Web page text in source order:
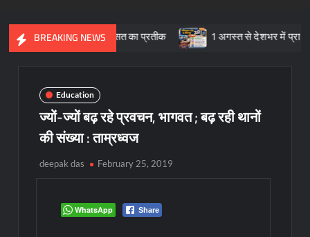
BREAKING NEWS
विरासत का प्रतीक 1 अगस्त से देशभर में प्रारंभ हुआ
Education
ज्यों-ज्यों बढ़ रहे प्रवचन, भागवत ; बढ़ रही थानों
की संख्या : ताम्रध्वज
deepak das February 25, 2019
WhatsApp Share